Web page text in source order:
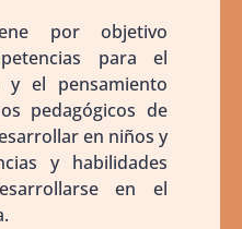
por objetivo
para el
y el pensamiento
pedagógicos de
en niños y
y habilidades
en el